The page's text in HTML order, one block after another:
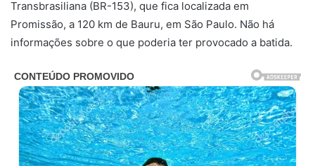
Transbrasiliana (BR-153), que fica localizada em
Promissão, a 120 km de Bauru, em São Paulo. Não há
informações sobre o que poderia ter provocado a batida.